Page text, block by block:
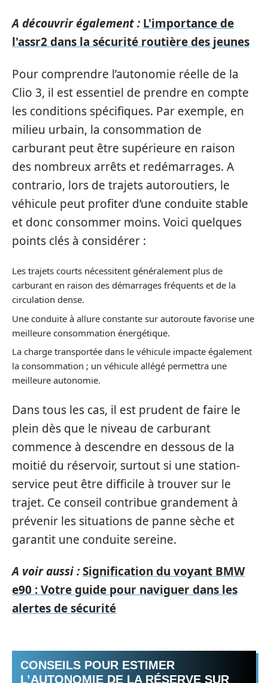
A découvrir également : L'importance de
l'assr2 dans la sécurité routière des jeunes
Pour comprendre l’autonomie réelle de la
Clio 3, il est essentiel de prendre en compte
les conditions spécifiques. Par exemple, en
milieu urbain, la consommation de
carburant peut être supérieure en raison
des nombreux arrêts et redémarrages. A
contrario, lors de trajets autoroutiers, le
véhicule peut profiter d’une conduite stable
et donc consommer moins. Voici quelques
points clés à considérer :
Les trajets courts nécessitent généralement plus de
carburant en raison des démarrages fréquents et de la
circulation dense.
Une conduite à allure constante sur autoroute favorise une
meilleure consommation énergétique.
La charge transportée dans le véhicule impacte également
la consommation ; un véhicule allégé permettra une
meilleure autonomie.
Dans tous les cas, il est prudent de faire le
plein dès que le niveau de carburant
commence à descendre en dessous de la
moitié du réservoir, surtout si une station-
service peut être difficile à trouver sur le
trajet. Ce conseil contribue grandement à
prévenir les situations de panne sèche et
garantit une conduite sereine.
A voir aussi :Signification du voyant BMW
e90 : Votre guide pour naviguer dans les
alertes de sécurité
CONSEILS POUR ESTIMER
L’AUTONOMIE DE LA RÉSERVE SUR